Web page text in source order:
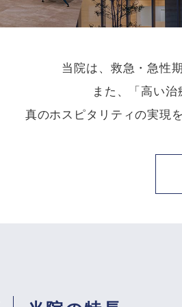
当院は、救急・急性
また、「高い治
真のホスピタリティの実現